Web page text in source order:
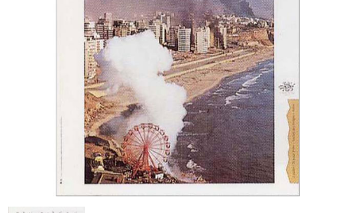
こどもさくひんフレーム
幅広マット付額縁フレーム-展覧会などに-
マット付額縁フレーム-おしゃれな空間に-
オプション品
仕様変更